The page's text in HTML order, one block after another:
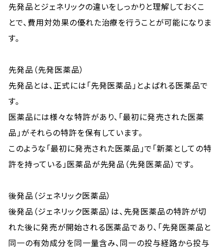
先発品とジェネリックの違いをしっかりと理解しておくこ
とで、費用対効果の優れた治療を行うことが可能になりま
す。
先発品（先発医薬品）
先発品とは、正式には「先発医薬品」とよばれる医薬品で
す。
医薬品には様々な特許があり、「最初に発売された医薬
品」がそれらの特許を保有しています。
このような「最初に発売された医薬品」で「新薬としての特
許を持っている」医薬品が先発品（先発医薬品）です。
後発品（ジェネリック医薬品）
後発品（ジェネリック医薬品）は、先発医薬品の特許が切
れた後に発売が開始される医薬品であり、「先発医薬品と
同一の有効成分を同一量含み、同一の投与経路から投与